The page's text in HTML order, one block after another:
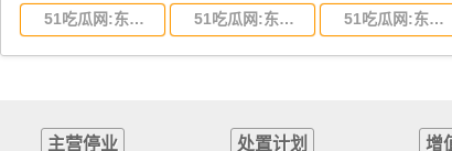
51吃瓜网:东莞到云南省物流运输,东莞到云南省物流公司 51吃瓜网:东莞到江西省物流专线,东莞到江西省物流公司 51吃瓜网:东莞到安徽省物流专线,东莞到安徽省物流公司
主营停业 处置计划 增